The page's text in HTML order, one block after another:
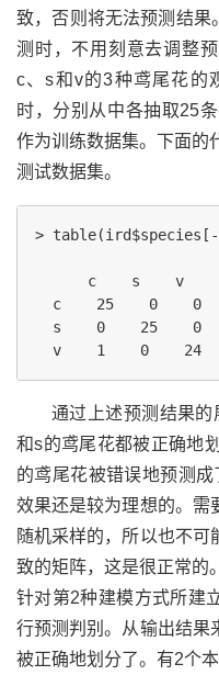
致，否则将无法预测结果
测时，不用刻意去调整
c、s和v的3种鸢尾花的
时，分别从中各抽取25
作为训练数据集。下面的
测试数据集。
>
      c    s    v
  c    25    0    0
  s    0    25    0
通过上述预测结果
和s的鸢尾花都被正确地
的鸢尾花被错误地预测
效果还是较为理想的。需
随机采样的，所以也不可
致的矩阵，这是很正常的。
针对第2种建模方式所建
行预测判别。从输出结果
被正确地划分了。有2个